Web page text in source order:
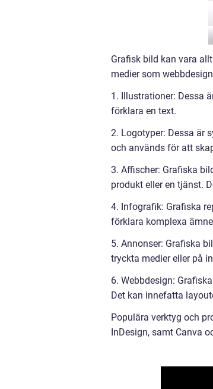
Grafisk bild kan vara
medier som
1. Illustrationer: Dessa
förklara en text.
2. Logotyper: Dessa är
och används för att
3. Affischer: Grafiska
produkt eller en tjänst.
4. Infografik: Grafiska
förklara komplexa
5. Annonser: Grafiska
tryckta medier eller på
6. Webbdesign:
Det kan innefatta
Populära verktyg och
InDesign, samt Canva